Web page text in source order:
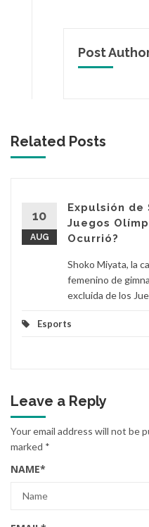
Post
Related Posts
10
AUG
Expulsión de
Juegos
Ocurrió?
Shoko Miyata, la
femenino de
excluida de los
Esports
Leave a Reply
Your email address will not be
marked *
NAME*